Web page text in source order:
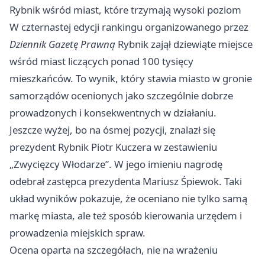
Rybnik wśród miast, które trzymają wysoki poziom
W czternastej edycji rankingu organizowanego przez
Dziennik Gazetę Prawną Rybnik zajął dziewiąte miejsce
wśród miast liczących ponad 100 tysięcy
mieszkańców. To wynik, który stawia miasto w gronie
samorządów ocenionych jako szczególnie dobrze
prowadzonych i konsekwentnych w działaniu.
Jeszcze wyżej, bo na ósmej pozycji, znalazł się
prezydent Rybnik Piotr Kuczera w zestawieniu
„Zwycięzcy Włodarze”. W jego imieniu nagrodę
odebrał zastępca prezydenta Mariusz Śpiewok. Taki
układ wyników pokazuje, że oceniano nie tylko samą
markę miasta, ale też sposób kierowania urzędem i
prowadzenia miejskich spraw.
Ocena oparta na szczegółach, nie na wrażeniu